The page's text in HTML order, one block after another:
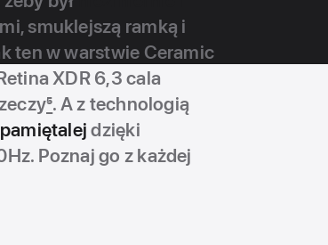
smuklejszą ramką i
ten w warstwie Ceramic
XDR 6,3 cala
5. A z technologią
dzięki
Poznaj go z każdej